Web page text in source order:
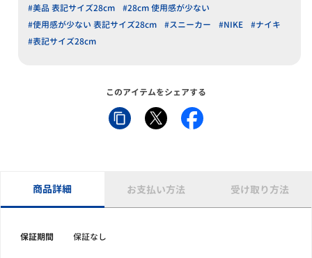
#美品 表記サイズ28cm
#28cm 使用感が少ない
#使用感が少ない 表記サイズ28cm
#スニーカー #NIKE
#ナイキ
#表記サイズ28cm
このアイテムをシェアする
商品詳細 お支払い方法 受け取り方法
保証期間 保証なし